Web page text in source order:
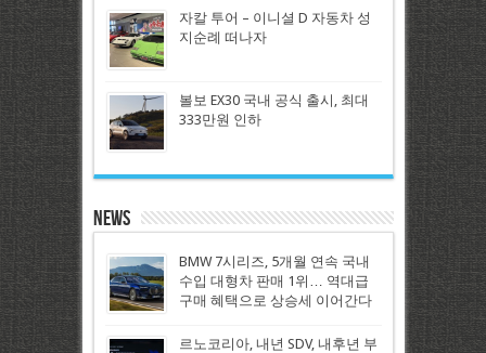
자칼 투어 – 이니셜 D 자동차 성
지순례 떠나자
볼보 EX30 국내 공식 출시, 최대
333만원 인하
News
BMW 7시리즈, 5개월 연속 국내
수입 대형차 판매 1위… 역대급
구매 혜택으로 상승세 이어간다
르노코리아, 내년 SDV, 내후년 부